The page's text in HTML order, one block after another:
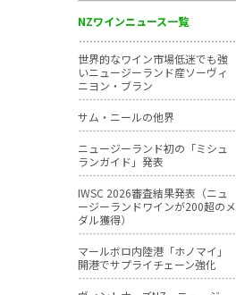
NZワインニュース一覧
世界的なワイン市場低迷でも強
いニュージーランド産ソーヴィ
ニヨン・ブラン
サム・ニールの他界
ニュージーランド初の「ミシュ
ランガイド」発表
IWSC 2026審査結果発表（ニュ
ージーランドワインが200超のメ
ダル獲得）
マールボロ内陸港「ホノマイ」
開港でサプライチェーン強化